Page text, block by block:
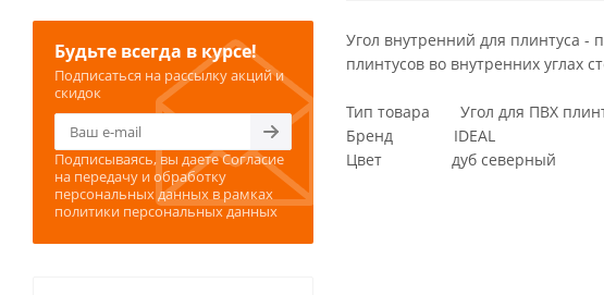
Угол внутренний для плинтуса -
плинтусов во внутренних углах
Тип товара Угол для ПВХ
Бренд IDEAL
Цвет дуб северный
Будьте всегда в курсе!
Подписаться на рассылку акций и
скидок
Подписываясь, вы даетеСогласие
на передачу и обработку
персональных данных в рамках
политики персональных данных